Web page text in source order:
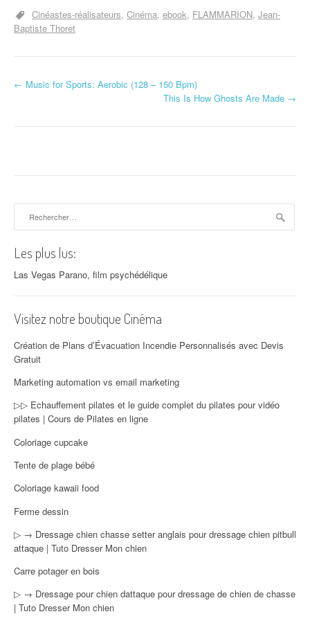
Cinéastes-réalisateurs Cinéma ebook FLAMMARION Jean-
Baptiste Thoret
Navigation d'article
← Music for Sports: Aerobic (128 – 150 Bpm)
This Is How Ghosts Are Made →
Les plus lus:
Las Vegas Parano, film psychédélique
Visitez notre boutique Cinéma
Création de Plans d’Évacuation Incendie Personnalisés avec Devis
Gratuit
Marketing automation vs email marketing
▷▷ Echauffement pilates et le guide complet du pilates pour vidéo
pilates | Cours de Pilates en ligne
Coloriage cupcake
Tente de plage bébé
Coloriage kawaii food
Ferme dessin
▷ → Dressage chien chasse setter anglais pour dressage chien pitbull
attaque | Tuto Dresser Mon chien
Carre potager en bois
▷ → Dressage pour chien dattaque pour dressage de chien de chasse
| Tuto Dresser Mon chien